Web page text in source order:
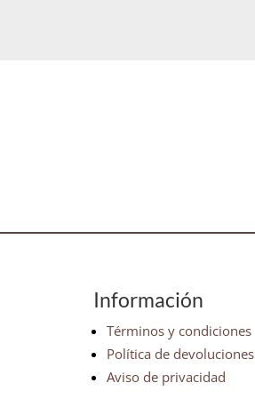
Información
Términos y condiciones
Política de devoluciones
Aviso de privacidad